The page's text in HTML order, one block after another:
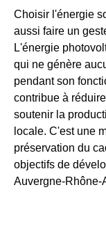
Choisir l'énergie
aussi faire un
L'énergie
qui ne génère
pendant son
contribue à
soutenir la
locale. C'est une
préservation du
objectifs de
Auvergne-Rhône-